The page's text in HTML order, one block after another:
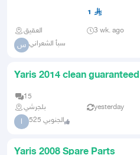
1
العقيق 3 wk. ago
س سبأ الشعراني
Yaris 2014 clean guaranteed
15
بلجرشي
yesterday
ا الجنوبي 525
Yaris 2008 Spare Parts